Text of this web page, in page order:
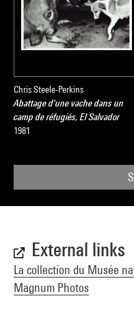
Chris Steele-Perkins
Abattage d'une vache dans un
camp de réfugiés, El Salvador
1981
External links
La collection du Musée
Magnum Photos